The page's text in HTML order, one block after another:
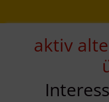
Inhalt
zur
Navigation
Inhalt
aktiv